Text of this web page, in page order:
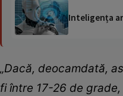
Inteligența
„Dacă, deocamdată,
fi între 17-26 de